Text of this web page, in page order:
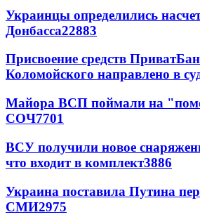
Украинцы определились
Донбасса22883
Присвоение средств
Коломойского направлено в
Майора ВСП поймали на
СОЧ7701
ВСУ получили новое
что входит в комплект3886
Украина поставила Путина
СМИ2975